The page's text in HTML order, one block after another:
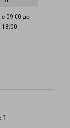
с 09:00 до
18:00
1